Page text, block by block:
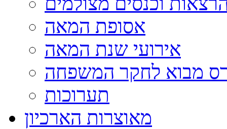
אסופת המאה
אירועי שנת המאה
מבוא לחקר המשפחה
תערוכות
מאוצרות הארכיון